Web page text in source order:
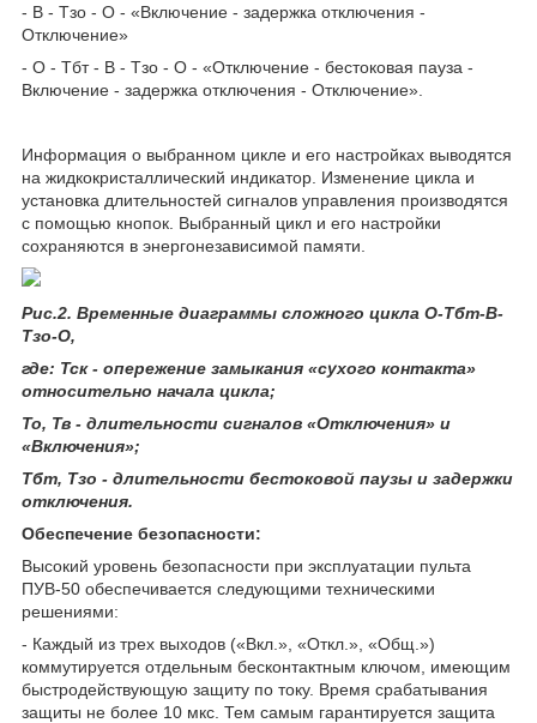
- В - Тзо - О - «Включение - задержка отключения -
Отключение»
- О - Тбт - В - Тзо - О - «Отключение - бестоковая пауза -
Включение - задержка отключения - Отключение».
Информация о выбранном цикле и его настройках выводятся
на жидкокристаллический индикатор. Изменение цикла и
установка длительностей сигналов управления производятся
с помощью кнопок. Выбранный цикл и его настройки
сохраняются в энергонезависимой памяти.
Рис.2. Временные диаграммы сложного цикла О-Тбт-В-
Тзо-О,
где: Тск - опережение замыкания «сухого контакта»
относительно начала цикла;
То, Тв - длительности сигналов «Отключения» и
«Включения»;
Тбт, Тзо - длительности бестоковой паузы и задержки
отключения.
Обеспечение безопасности:
Высокий уровень безопасности при эксплуатации пульта
ПУВ-50 обеспечивается следующими техническими
решениями:
- Каждый из трех выходов («Вкл.», «Откл.», «Общ.»)
коммутируется отдельным бесконтактным ключом, имеющим
быстродействующую защиту по току. Время срабатывания
защиты не более 10 мкс. Тем самым гарантируется защита